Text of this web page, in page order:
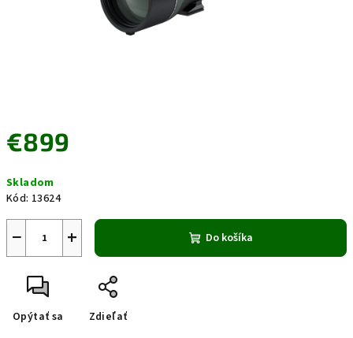
€899
cena:
Skladom
Kód: 13624
+
− Do košíka
Opýtať sa Zdieľať